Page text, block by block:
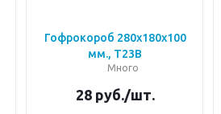
Гофрокороб 280х180х100
мм., Т23В
Много
28руб./шт.